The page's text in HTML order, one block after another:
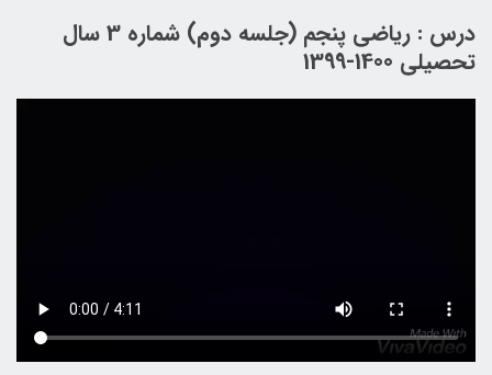
درس : ریاضی پنجم (جلسه دوم) شماره 3 سال
تحصیلی 1400-1399